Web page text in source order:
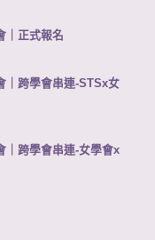
｜正式報名
｜跨學會串連-STSx女
｜跨學會串連-女學會x